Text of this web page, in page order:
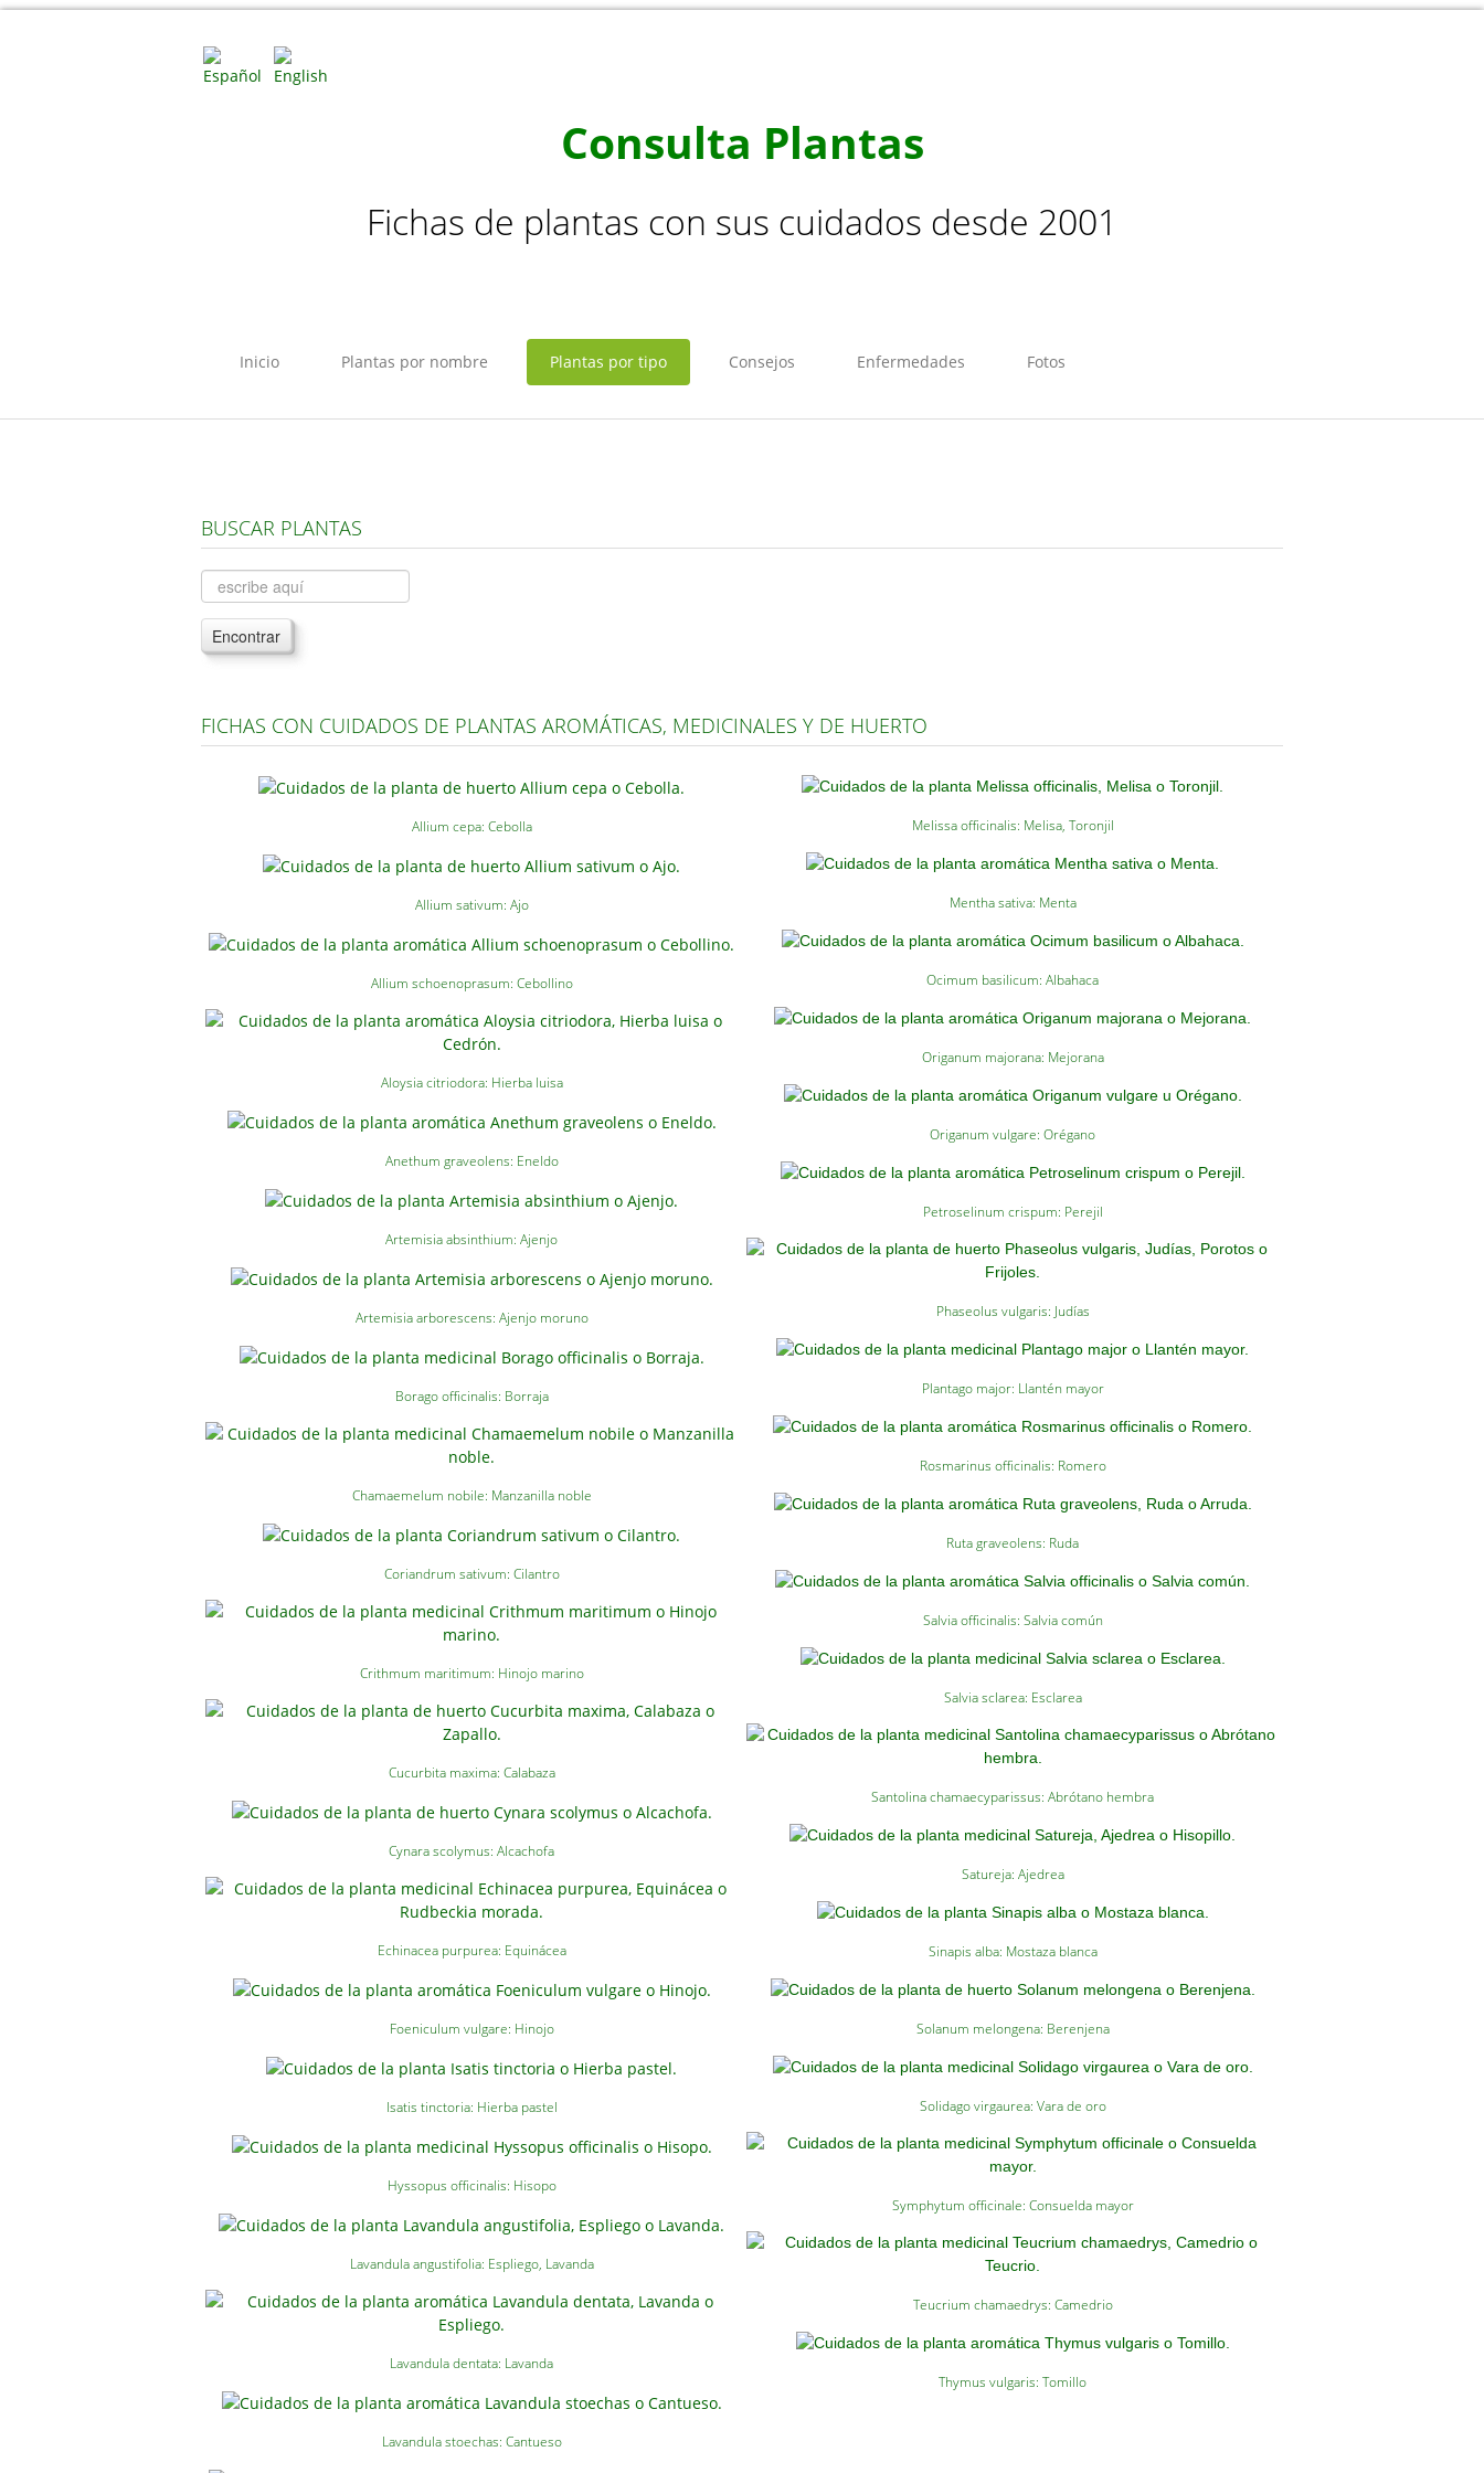
Consulta Plantas
Fichas de plantas con sus cuidados desde 2001
Inicio Plantas por nombre Plantas por tipo Consejos Enfermedades Fotos
BUSCAR PLANTAS
Encontrar
FICHAS CON CUIDADOS DE PLANTAS AROMÁTICAS, MEDICINALES Y DE HUERTO
Allium cepa: Cebolla
Allium sativum: Ajo
Allium schoenoprasum: Cebollino
Aloysia citriodora: Hierba luisa
Anethum graveolens: Eneldo
Artemisia absinthium: Ajenjo
Artemisia arborescens: Ajenjo moruno
Borago officinalis: Borraja
Chamaemelum nobile: Manzanilla noble
Coriandrum sativum: Cilantro
Crithmum maritimum: Hinojo marino
Cucurbita maxima: Calabaza
Cynara scolymus: Alcachofa
Echinacea purpurea: Equinácea
Foeniculum vulgare: Hinojo
Isatis tinctoria: Hierba pastel
Hyssopus officinalis: Hisopo
Lavandula angustifolia: Espliego, Lavanda
Lavandula dentata: Lavanda
Lavandula stoechas: Cantueso
Melissa officinalis: Melisa, Toronjil
Mentha sativa: Menta
Ocimum basilicum: Albahaca
Origanum majorana: Mejorana
Origanum vulgare: Orégano
Petroselinum crispum: Perejil
Phaseolus vulgaris: Judías
Plantago major: Llantén mayor
Rosmarinus officinalis: Romero
Ruta graveolens: Ruda
Salvia officinalis: Salvia común
Salvia sclarea: Esclarea
Santolina chamaecyparissus: Abrótano hembra
Satureja: Ajedrea
Sinapis alba: Mostaza blanca
Solanum melongena: Berenjena
Solidago virgaurea: Vara de oro
Symphytum officinale: Consuelda mayor
Teucrium chamaedrys: Camedrio
Thymus vulgaris: Tomillo